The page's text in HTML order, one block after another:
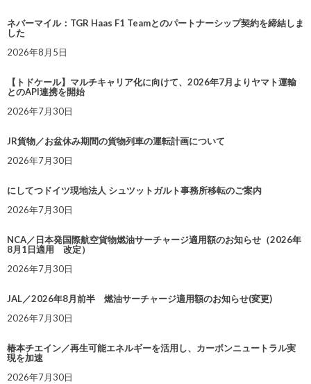
ネバーマイル：TGR Haas F1 Teamとのパートナーシップ契約を締結しま
した
2026年8月5日
【トドケール】マルチキャリア化に向けて、2026年7月よりヤマト運輸
とのAPI連携を開始
2026年7月30日
JR貨物／お盆休み期間の貨物列車の運転計画について
2026年7月30日
にしてつドイツ現地法人 シュツットガルト事務所移転のご案内
2026年7月30日
NCA／日本発国際航空貨物燃油サーチャージ適用額のお知らせ（2026年
8月1日適用 改定）
2026年7月30日
JAL／2026年8月前半 燃油サーチャージ適用額のお知らせ(変更)
2026年7月30日
椿本チエイン／再生可能エネルギーを活用し、カーボンニュートラル実
現を加速
2026年7月30日